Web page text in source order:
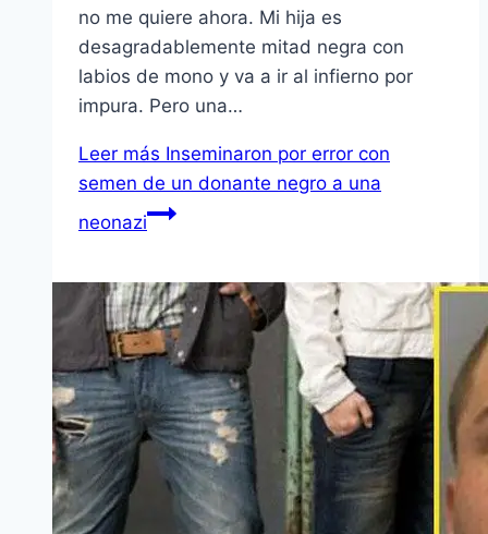
no me quiere ahora. Mi hija es
desagradablemente mitad negra con
labios de mono y va a ir al infierno por
impura. Pero una…
Leer más Inseminaron por error con
semen de un donante negro a una
neonazi